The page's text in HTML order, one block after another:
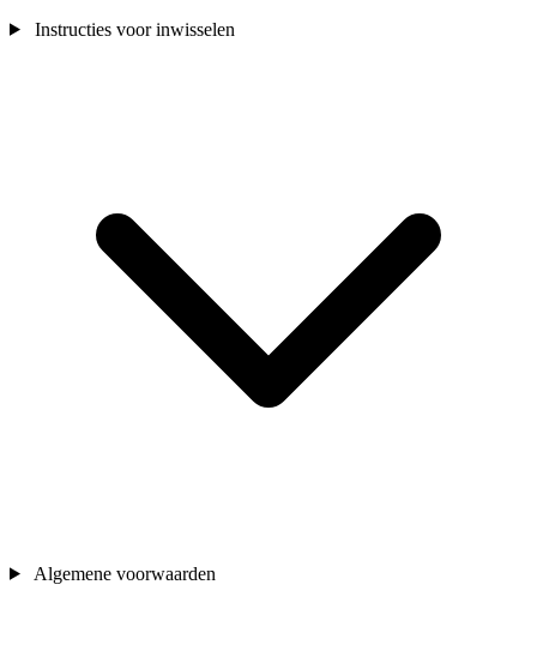
Instructies voor inwisselen
Algemene voorwaarden